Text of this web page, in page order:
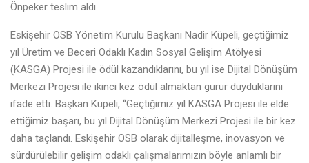
Önpeker teslim aldı.
Eskişehir OSB Yönetim Kurulu Başkanı Nadir Küpeli, geçtiğimiz
yıl Üretim ve Beceri Odaklı Kadın Sosyal Gelişim Atölyesi
(KASGA) Projesi ile ödül kazandıklarını, bu yıl ise Dijital Dönüşüm
Merkezi Projesi ile ikinci kez ödül almaktan gurur duyduklarını
ifade etti. Başkan Küpeli, “Geçtiğimiz yıl KASGA Projesi ile elde
ettiğimiz başarı, bu yıl Dijital Dönüşüm Merkezi Projesi ile bir kez
daha taçlandı. Eskişehir OSB olarak dijitalleşme, inovasyon ve
sürdürülebilir gelişim odaklı çalışmalarımızın böyle anlamlı bir